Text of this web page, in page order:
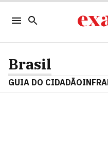
Brasil
GUIA DO CIDADÃO